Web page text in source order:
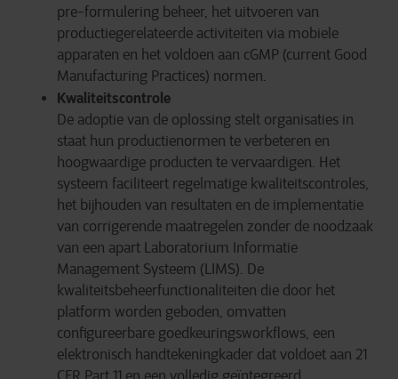
pre-formulering beheer, het uitvoeren van
productiegerelateerde activiteiten via mobiele
apparaten en het voldoen aan cGMP (current Good
Manufacturing Practices) normen.
Kwaliteitscontrole
De adoptie van de oplossing stelt organisaties in
staat hun productienormen te verbeteren en
hoogwaardige producten te vervaardigen. Het
systeem faciliteert regelmatige kwaliteitscontroles,
het bijhouden van resultaten en de implementatie
van corrigerende maatregelen zonder de noodzaak
van een apart Laboratorium Informatie
Management Systeem (LIMS). De
kwaliteitsbeheerfunctionaliteiten die door het
platform worden geboden, omvatten
configureerbare goedkeuringsworkflows, een
elektronisch handtekeningkader dat voldoet aan 21